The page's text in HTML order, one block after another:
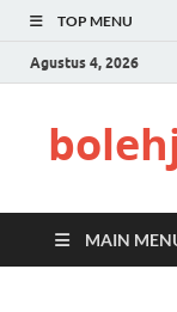
TOP MENU
Agustus 4, 2026
MAIN